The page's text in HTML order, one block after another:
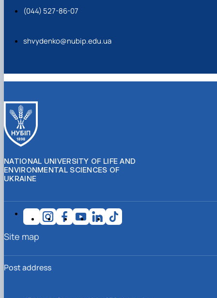
(044) 527-86-07
shvydenko@nubip.edu.ua
NATIONAL UNIVERSITY OF LIFE AND
ENVIRONMENTAL SCIENCES OF
UKRAINE
Post address
Site map